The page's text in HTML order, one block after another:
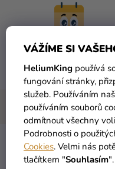
VÁŽÍME SI
HeliumKing používá
fungování stránky,
služeb. Používáním
používáním souborů
odmítnout všechny
Podrobnosti o
Cookies. Velmi nás
tlačítkem "Souhlasím
DORUČENÍ DO 1 DNE
po odeslání
Helium párty set